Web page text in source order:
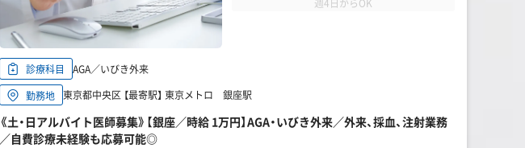
診療科目
AGA／いびき外来
勤務地 東京都中央区 【最寄駅】 東京メトロ 銀座駅
《土・日アルバイト医師募集》【銀座／時給 1万円】AGA・いびき外来／外来、採血、注射業務
／自費診療未経験も応募可能◎